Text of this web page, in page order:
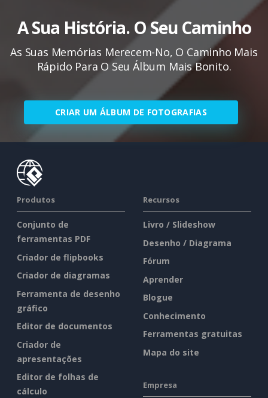
A Sua História. O Seu Caminho
As Suas Memórias Merecem-No, O Caminho Mais
Rápido Para O Seu Álbum Mais Bonito.
CRIAR UM ÁLBUM DE FOTOGRAFIAS
Produtos
Conjunto de
ferramentas PDF
Criador de flipbooks
Criador de diagramas
Ferramenta de desenho
gráfico
Editor de documentos
Criador de
apresentações
Editor de folhas de
cálculo
Recursos
Livro / Slideshow
Desenho / Diagrama
Fórum
Aprender
Blogue
Conhecimento
Ferramentas gratuitas
Mapa do site
Empresa